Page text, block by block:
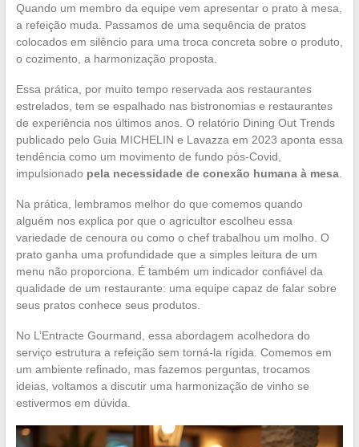
Quando um membro da equipe vem apresentar o prato à mesa,
a refeição muda. Passamos de uma sequência de pratos
colocados em silêncio para uma troca concreta sobre o produto,
o cozimento, a harmonização proposta.
Essa prática, por muito tempo reservada aos restaurantes
estrelados, tem se espalhado nas bistronomias e restaurantes
de experiência nos últimos anos. O relatório Dining Out Trends
publicado pelo Guia MICHELIN e Lavazza em 2023 aponta essa
tendência como um movimento de fundo pós-Covid,
impulsionado pela necessidade de conexão humana à mesa.
Na prática, lembramos melhor do que comemos quando
alguém nos explica por que o agricultor escolheu essa
variedade de cenoura ou como o chef trabalhou um molho. O
prato ganha uma profundidade que a simples leitura de um
menu não proporciona. É também um indicador confiável da
qualidade de um restaurante: uma equipe capaz de falar sobre
seus pratos conhece seus produtos.
No L’Entracte Gourmand, essa abordagem acolhedora do
serviço estrutura a refeição sem torná-la rígida. Comemos em
um ambiente refinado, mas fazemos perguntas, trocamos
ideias, voltamos a discutir uma harmonização de vinho se
estivermos em dúvida.